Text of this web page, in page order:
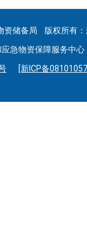
资储备局 版权所有
应急物资保障服务中
[新ICP备